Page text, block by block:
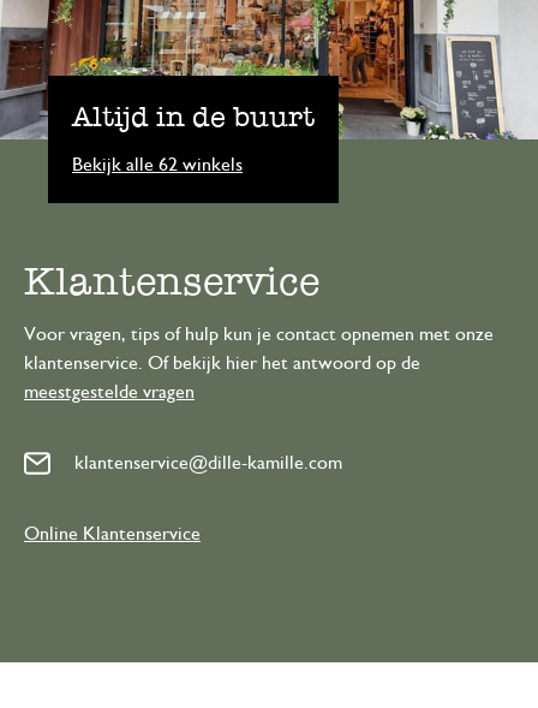
Altijd in de buurt
Bekijk alle 62 winkels
Klantenservice
Voor vragen, tips of hulp kun je contact opnemen met onze
klantenservice. Of bekijk hier het antwoord op de
meestgestelde vragen
klantenservice@dille-kamille.com
Online Klantenservice